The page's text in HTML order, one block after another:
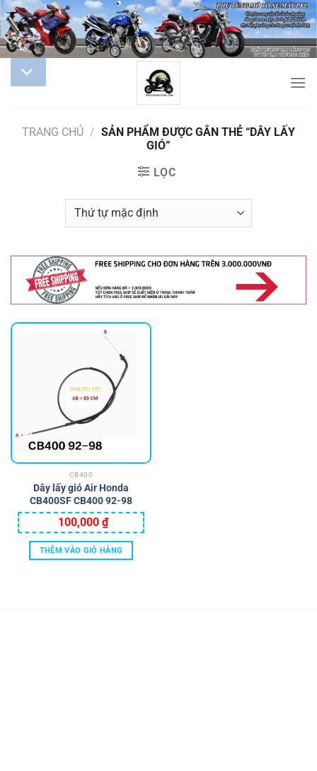
TRANG CHỦ / SẢN PHẨM ĐƯỢC GẮN THẺ “DÂY LẤY
GIÓ”
LỌC
CB400
Dây lấy gió Air Honda
CB400SF CB400 92-98
100,000 ₫
THÊM VÀO GIỎ HÀNG